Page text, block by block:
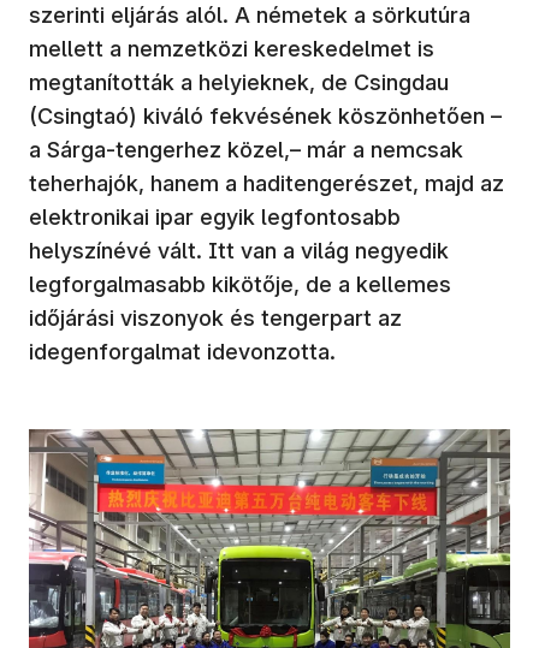
szerinti eljárás alól. A németek a sörkutúra
mellett a nemzetközi kereskedelmet is
megtanították a helyieknek, de Csingdau
(Csingtaó) kiváló fekvésének köszönhetően –
a Sárga-tengerhez közel,– már a nemcsak
teherhajók, hanem a haditengerészet, majd az
elektronikai ipar egyik legfontosabb
helyszínévé vált. Itt van a világ negyedik
legforgalmasabb kikötője, de a kellemes
időjárási viszonyok és tengerpart az
idegenforgalmat idevonzotta.